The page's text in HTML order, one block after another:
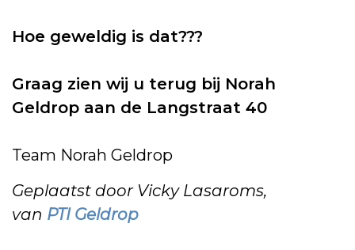
Hoe geweldig is dat???
Graag zien wij u terug bij Norah
Geldrop aan de Langstraat 40
Team Norah Geldrop
Geplaatst door Vicky Lasaroms,
van PTI Geldrop